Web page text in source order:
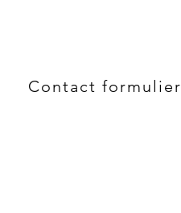
Contact formulier